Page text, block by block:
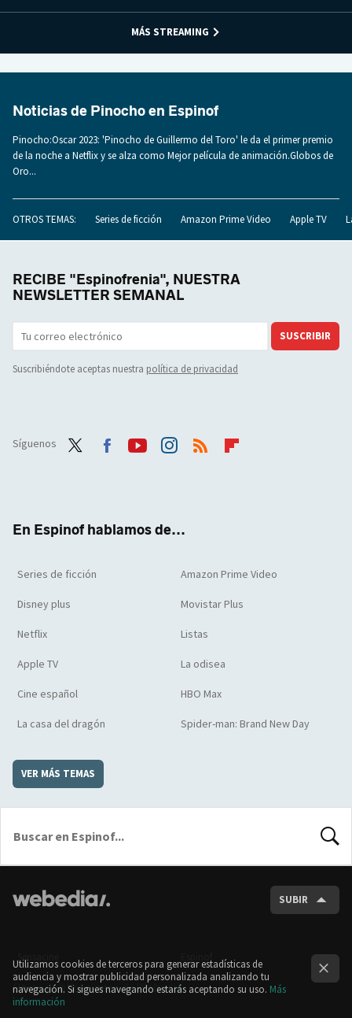
MÁS STREAMING
Noticias de Pinocho en Espinof
Pinocho:Oscar 2023: 'Pinocho de Guillermo del Toro' le da el primer premio
de la noche a Netflix y se alza como Mejor película de animación.Globos de
Oro...
OTROS TEMAS: Series de ficción Amazon Prime Video Apple TV
RECIBE "Espinofrenia", NUESTRA
NEWSLETTER SEMANAL
SUSCRIBIR
Suscribiéndote aceptas nuestra política de privacidad
Síguenos
En Espinof hablamos de...
Series de ficción Amazon Prime Video
Disney plus Movistar Plus
Netflix Listas
Apple TV La odisea
Cine español HBO Max
La casa del dragón Spider-man: Brand New Day
VER MÁS TEMAS
SUBIR
Sensacine
Otras publicaciones de Webedia
Utilizamos cookies de terceros para generar estadísticas de
audiencia y mostrar publicidad personalizada analizando tu
navegación. Si sigues navegando estarás aceptando su uso. Más
información